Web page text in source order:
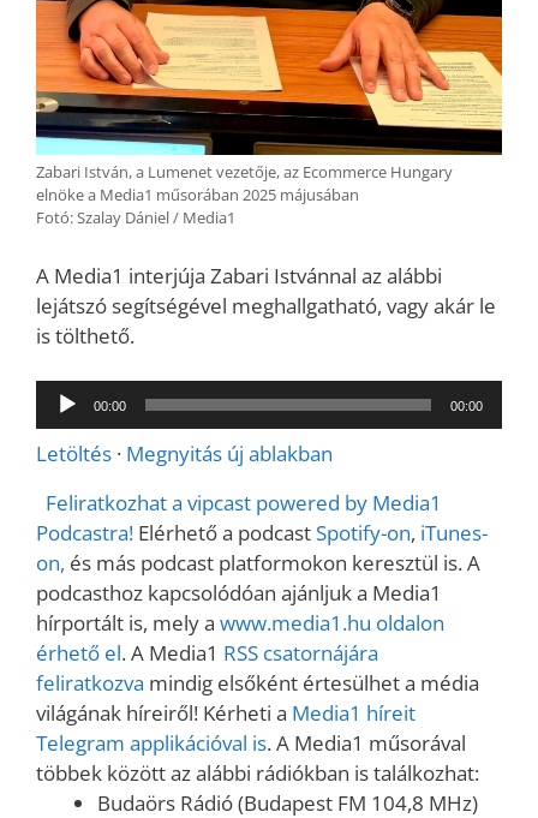
Zabari István, a Lumenet vezetője, az Ecommerce Hungary
elnöke a Media1 műsorában 2025 májusában
Fotó: Szalay Dániel / Media1
A Media1 interjúja Zabari Istvánnal az alábbi
lejátszó segítségével meghallgatható, vagy akár le
is tölthető.
Audió
lejátszó
00:00 00:00
Letöltés · Megnyitás új ablakban
Feliratkozhat a vipcast powered by Media1
Podcastra! Elérhető a podcastSpotify-on, iTunes-
on, és más podcast platformokon keresztül is. A
podcasthoz kapcsolódóan ajánljuk a Media1
hírportált is, mely a www.media1.hu oldalon
érhető el. A Media1 RSS csatornájára
feliratkozva mindig elsőként értesülhet a média
világának híreiről! Kérheti a Media1 híreit
Telegram applikációval is. A Media1 műsorával
többek között az alábbi rádiókban is találkozhat:
Budaörs Rádió (Budapest FM 104,8 MHz)